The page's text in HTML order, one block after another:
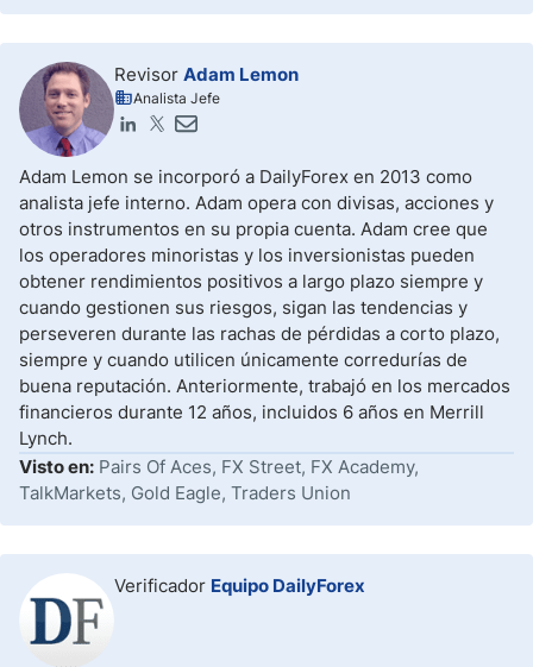
Revisor Adam Lemon
Analista Jefe
Adam Lemon se incorporó a DailyForex en 2013 como
analista jefe interno. Adam opera con divisas, acciones y
otros instrumentos en su propia cuenta. Adam cree que
los operadores minoristas y los inversionistas pueden
obtener rendimientos positivos a largo plazo siempre y
cuando gestionen sus riesgos, sigan las tendencias y
perseveren durante las rachas de pérdidas a corto plazo,
siempre y cuando utilicen únicamente corredurías de
buena reputación. Anteriormente, trabajó en los mercados
financieros durante 12 años, incluidos 6 años en Merrill
Lynch.
Visto en: Pairs Of Aces, FX Street, FX Academy,
TalkMarkets, Gold Eagle, Traders Union
Verificador Equipo DailyForex